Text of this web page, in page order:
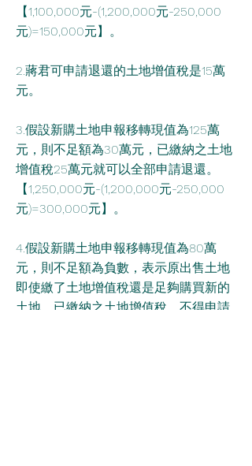
【1,100,000元-(1,200,000元-250,000
元)=150,000元】。
2.蔣君可申請退還的土地增值稅是15萬
元。
3.假設新購土地申報移轉現值為125萬
元，則不足額為30萬元，已繳納之土地
增值稅25萬元就可以全部申請退還。
【1,250,000元-(1,200,000元-250,000
元)=300,000元】。
4.假設新購土地申報移轉現值為80萬
元，則不足額為負數，表示原出售土地
即使繳了土地增值稅還是足夠購買新的
土地，已繳納之土地增值稅，不得申請